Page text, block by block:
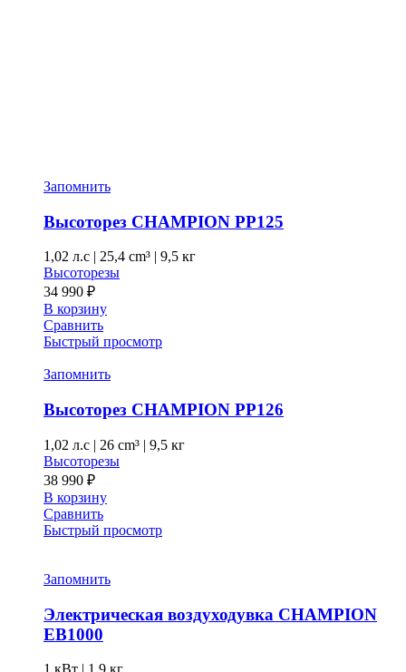
Запомнить
Высоторез CHAMPION PP125
1,02 л.с | 25,4 cm³ | 9,5 кг
Высоторезы
34 990 ₽
В корзину
Сравнить
Быстрый просмотр
Запомнить
Высоторез CHAMPION PP126
1,02 л.с | 26 cm³ | 9,5 кг
Высоторезы
38 990 ₽
В корзину
Сравнить
Быстрый просмотр
Запомнить
Электрическая воздуходувка CHAMPION
EB1000